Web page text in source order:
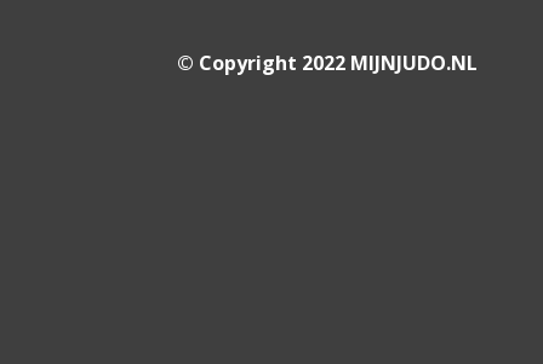
© Copyright 2022 MIJNJUDO.NL